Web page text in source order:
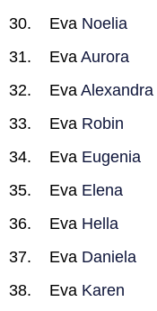
Eva Noelia
Eva Aurora
Eva Alexandra
Eva Robin
Eva Eugenia
Eva Elena
Eva Hella
Eva Daniela
Eva Karen